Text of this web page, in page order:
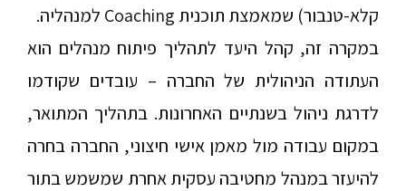
קלא-טנבור) שמאמצת תוכנית Coaching למנהליה.
במקרה זה, קהל היעד לתהליך פיתוח מנהלים הוא
העתודה הניהולית של החברה – עובדים שקודמו
לדרגת ניהול בשנתיים האחרונות. בתהליך המתואר,
במקום עבודה מול מאמן אישי חיצוני, החברה בחרה
להיעזר במנהל מחטיבה עסקית אחרת שמשמש בתור